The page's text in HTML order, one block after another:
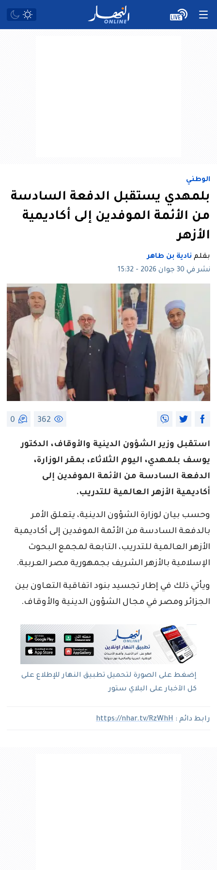
الوطني
بلمهدي يستقبل الدفعة السادسة
من الأئمة الموفدين إلى أكاديمية
الأزهر
بقلم نادية بن طاهر
نشر في 30 جوان 2026 - 15:32
362
0
استقبل وزير الشؤون الدينية والأوقاف، الدكتور
يوسف بلمهدي، اليوم الثلاثاء، بمقر الوزارة،
الدفعة السادسة من الأئمة الموفدين إلى
أكاديمية الأزهر العالمية للتدريب.
وحسب بيان لوزارة الشؤون الدينية، يتعلق الأمر
بالدفعة السادسة من الأئمة الموفدين إلى أكاديمية
الأزهر العالمية للتدريب، التابعة لمجمع البحوث
الإسلامية بالأزهر الشريف بجمهورية مصر العربية.
ويأتي ذلك في إطار تجسيد بنود اتفاقية التعاون بين
الجزائر ومصر في مجال الشؤون الدينية والأوقاف.
إضغط على الصورة لتحميل تطبيق النهار للإطلاع على
كل الآخبار على البلاي ستور
رابط دائم : https://nhar.tv/RzWhH